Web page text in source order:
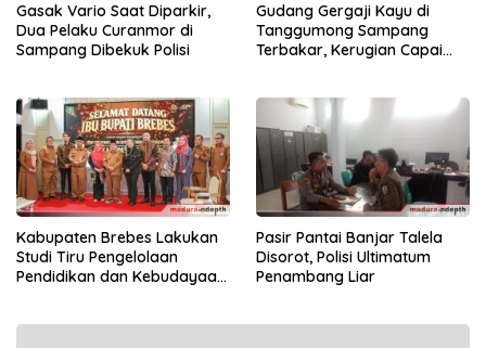
Gasak Vario Saat Diparkir,
Dua Pelaku Curanmor di
Sampang Dibekuk Polisi
Gudang Gergaji Kayu di
Tanggumong Sampang
Terbakar, Kerugian Capai
Kabupaten Brebes Lakukan
Studi Tiru Pengelolaan
Pendidikan dan Kebudayaan
Pasir Pantai Banjar Talela
Disorot, Polisi Ultimatum
Penambang Liar